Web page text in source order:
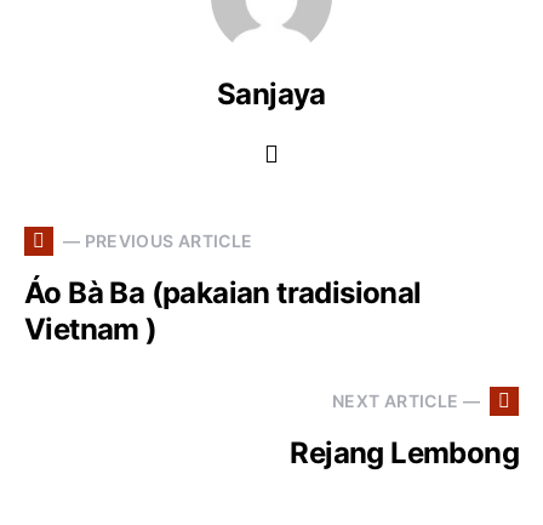
Sanjaya
— PREVIOUS ARTICLE
Áo Bà Ba (pakaian tradisional
Vietnam )
NEXT ARTICLE —
Rejang Lembong